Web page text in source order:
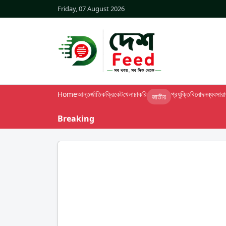
Friday, 07 August 2026
Homeআন্তর্জাতিকক্রিকেটখেলাচাকরি জাতীয় প্রযুক্তিবিনোদনব্যবসা
Breaking